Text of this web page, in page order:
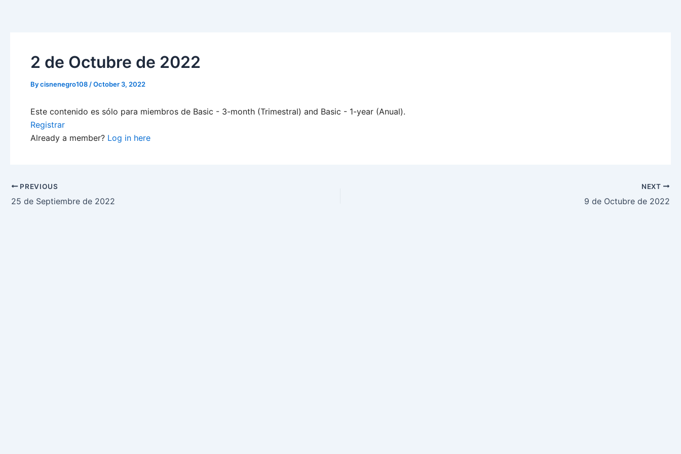
2 de Octubre de 2022
Bycisnenegro108 /October 3, 2022
Este contenido es sólo para miembros de Basic - 3-month (Trimestral) and Basic - 1-year (Anual).
Registrar
Already a member? Log in here
PREVIOUS
25 de Septiembre de 2022
NEXT
9 de Octubre de 2022